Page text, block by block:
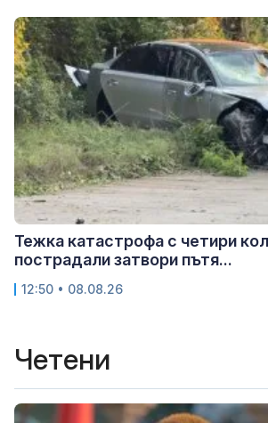
Тежка катастрофа с четири
пострадали затвори пътя...
12:50 • 08.08.26
Четени